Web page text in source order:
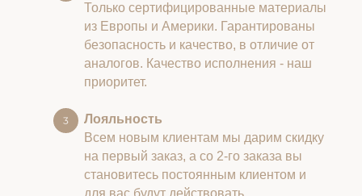
Только сертифицированные материалы
из Европы и Америки. Гарантированы
безопасность и качество, в отличие от
аналогов. Качество исполнения - наш
приоритет.
Лояльность
Всем новым клиентам мы дарим скидку
на первый заказ, а со 2-го заказа вы
становитесь постоянным клиентом и